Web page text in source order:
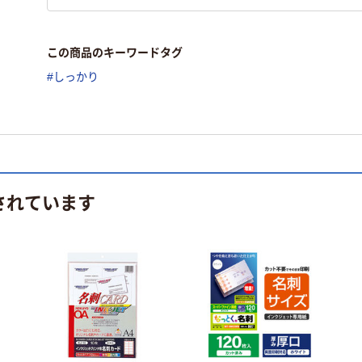
この商品のキーワードタグ
#しっかり
ています